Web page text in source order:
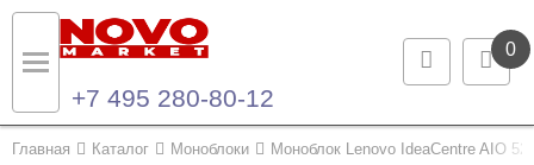
0
+7 495 280-80-12
Главная Каталог Моноблоки Моноблок Lenovo IdeaCentre AIO
Назад
Назад